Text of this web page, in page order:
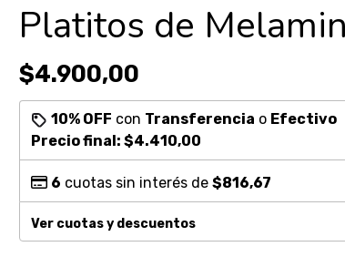
Platitos de
$4.900,00
10% OFF con Transferencia o Efectivo
Precio final: $4.410,00
6 cuotas sin interés de $816,67
Ver cuotas y descuentos